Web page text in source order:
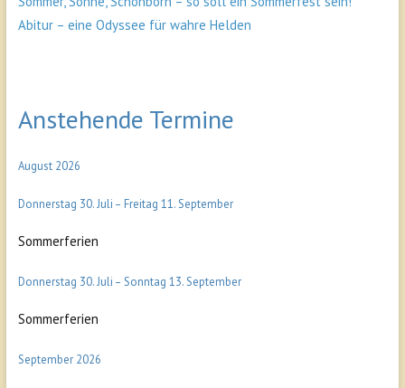
Abitur – eine Odyssee für wahre Helden
Anstehende Termine
August 2026
Donnerstag 30.Juli – Freitag 11.September
Sommerferien
Donnerstag 30.Juli – Sonntag 13.September
Sommerferien
September 2026